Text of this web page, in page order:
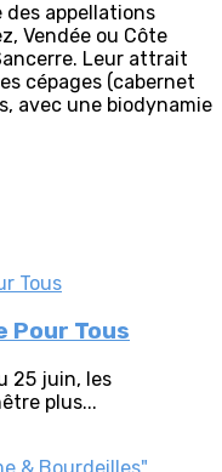
appellations
Vendée ou Côte
Leur attrait
cépages (cabernet
avec une biodynamie
Pour Tous
25 juin, les
plus...